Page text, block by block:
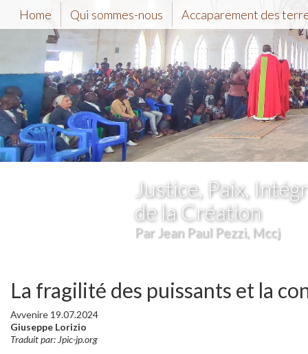
Home Qui sommes-nous Accaparement des
Justice, Paix,
de la Création
Par Jean Paul Pezzi, Mccj
La fragilité des puissants et la
Avvenire 19.07.2024
Giuseppe Lorizio
Traduit par: Jpic-jp.org